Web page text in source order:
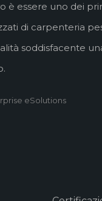
è essere uno dei
di carpenteria
soddisfacente
eSolutions